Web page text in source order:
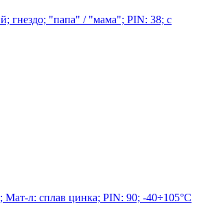
гнездо; "папа" / "мама"; PIN: 38; с
Мат-л: сплав цинка; PIN: 90; -40÷105°C